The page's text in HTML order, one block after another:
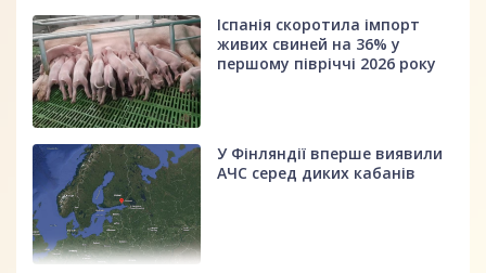
Іспанія скоротила імпорт
живих свиней на 36% у
першому півріччі 2026 року
У Фінляндії вперше виявили
АЧС серед диких кабанів